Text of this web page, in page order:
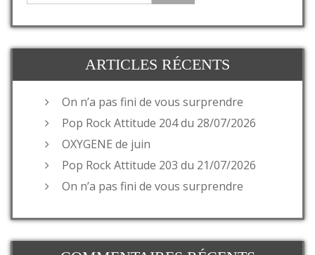
ARTICLES RÉCENTS
On n’a pas fini de vous surprendre
Pop Rock Attitude 204 du 28/07/2026
OXYGENE de juin
Pop Rock Attitude 203 du 21/07/2026
On n’a pas fini de vous surprendre